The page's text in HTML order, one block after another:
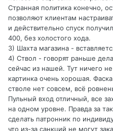
Странная политика конечно,
позволяют клиентам
и действительно спуск
400, без холостого хода.
3) Шахта магазина -
4) Ствол - говорят раньше
сейчас из нашей. Тут ничего
картинка очень хорошая.
стволе нет совсем, всё
Пульный вход отличный, все
на одном уровне. Правда за
сделать патронник по
что из-за санкций не могут